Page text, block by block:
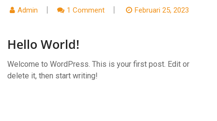
Admin 1 Comment Februari 25, 2023
Hello World!
Welcome to WordPress. This is your first post. Edit or
delete it, then start writing!